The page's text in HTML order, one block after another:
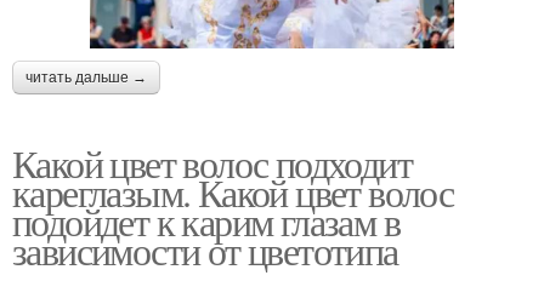
читать дальше →
Какой цвет волос подходит
кареглазым. Какой цвет волос
подойдет к карим глазам в
зависимости от цветотипа